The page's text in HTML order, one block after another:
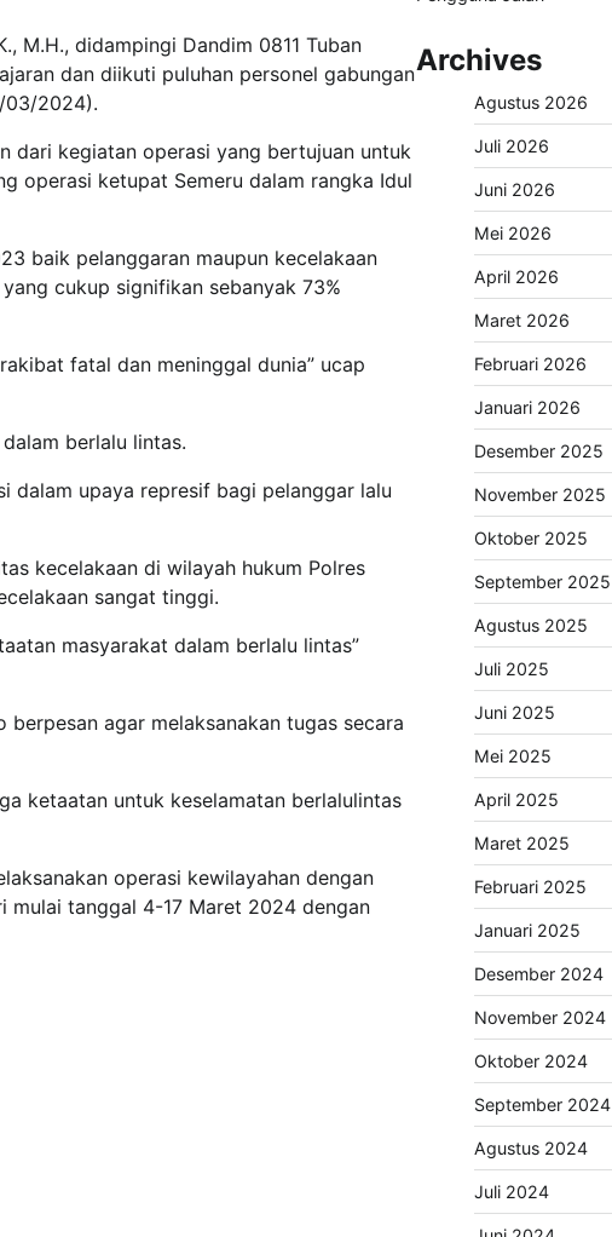
M.H., didampingi Dandim 0811 Tuban
dan diikuti puluhan personel gabungan
03/2024).
dari kegiatan operasi yang bertujuan untuk
operasi ketupat Semeru dalam rangka Idul
baik pelanggaran maupun kecelakaan
cukup signifikan sebanyak 73%
fatal dan meninggal dunia” ucap
berlalu lintas.
dalam upaya represif bagi pelanggar lalu
kecelakaan di wilayah hukum Polres
sangat tinggi.
masyarakat dalam berlalu lintas”
agar melaksanakan tugas secara
ketaatan untuk keselamatan berlalulintas
operasi kewilayahan dengan
mulai tanggal 4-17 Maret 2024 dengan
Archives
Agustus 2026
Juli 2026
Juni 2026
Mei 2026
April 2026
Maret 2026
Februari 2026
Januari 2026
Desember 2025
November 2025
Oktober 2025
September 2025
Agustus 2025
Juli 2025
Juni 2025
Mei 2025
April 2025
Maret 2025
Februari 2025
Januari 2025
Desember 2024
November 2024
Oktober 2024
September 2024
Agustus 2024
Juli 2024